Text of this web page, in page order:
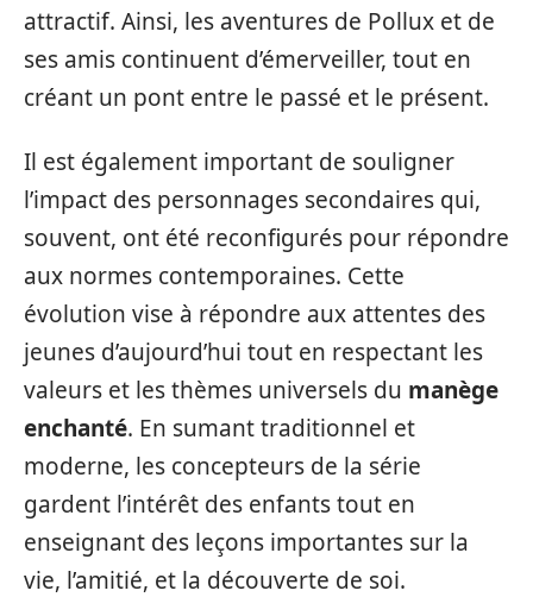
attractif. Ainsi, les aventures de Pollux et de
ses amis continuent d’émerveiller, tout en
créant un pont entre le passé et le présent.
Il est également important de souligner
l’impact des personnages secondaires qui,
souvent, ont été reconfigurés pour répondre
aux normes contemporaines. Cette
évolution vise à répondre aux attentes des
jeunes d’aujourd’hui tout en respectant les
valeurs et les thèmes universels du manège
enchanté. En sumant traditionnel et
moderne, les concepteurs de la série
gardent l’intérêt des enfants tout en
enseignant des leçons importantes sur la
vie, l’amitié, et la découverte de soi.